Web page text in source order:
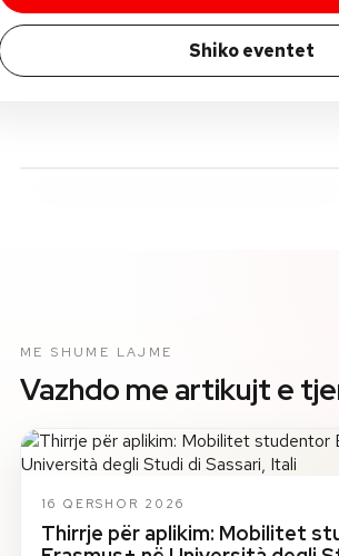
Shiko eventet
ME SHUME LAJME
Vazhdo me artikujt e
16 QERSHOR 2026
Thirrje për aplikim: Mobilitet